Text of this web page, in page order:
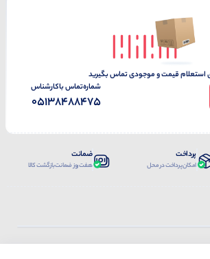
استعلام قیمت و موجودی تماس بگیرید
شماره‌تماس‌ با‌کارشناس
05138488475
پرداخت
امکان پرداخت در محل
ضمانت
هفت روز ضمانت بازگشت کالا